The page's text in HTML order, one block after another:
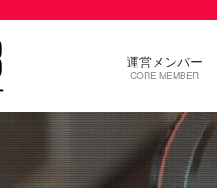
運営メンバー
CORE MEMBER